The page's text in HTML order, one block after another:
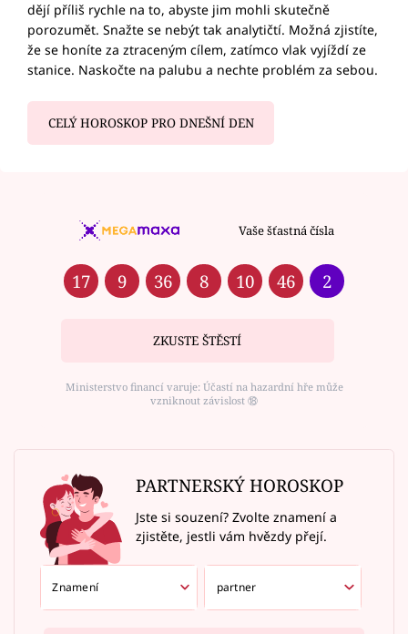
dějí příliš rychle na to, abyste jim mohli skutečně
porozumět. Snažte se nebýt tak analytičtí. Možná zjistíte,
že se honíte za ztraceným cílem, zatímco vlak vyjíždí ze
stanice. Naskočte na palubu a nechte problém za sebou.
CELÝ HOROSKOP PRO DNEŠNÍ DEN
Vaše šťastná čísla
17 9 36 8 10 46 2
ZKUSTE ŠTĚSTÍ
Ministerstvo financí varuje: Účastí na hazardní hře může
vzniknout závislost ⑱
PARTNERSKÝ HOROSKOP
Jste si souzení? Zvolte znamení a
zjistěte, jestli vám hvězdy přejí.